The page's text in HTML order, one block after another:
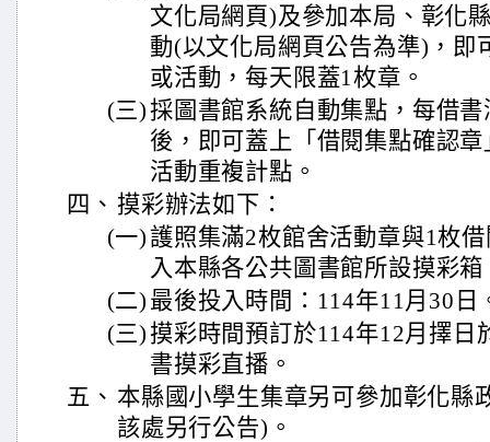
文化局網頁)及參加本局、彰化
動(以文化局網頁公告為準)，即
或活動，每天限蓋1枚章。
(三)採圖書館系統自動集點，每借
後，即可蓋上「借閱集點確認
活動重複計點。
四、 摸彩辦法如下：
(一)護照集滿2枚館舍活動章與1枚
入本縣各公共圖書館所設摸彩箱
(二) 最後投入時間：114年11月30日
(三) 摸彩時間預訂於114年12月擇日
書摸彩直播。
五、 本縣國小學生集章另可參加彰化縣
該處另行公告)。